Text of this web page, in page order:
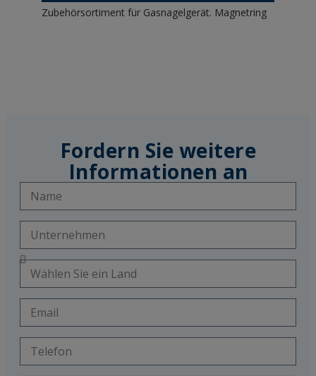
Zubehörsortiment für Gasnagelgerät. Magnetring
Fordern Sie weitere
Informationen an